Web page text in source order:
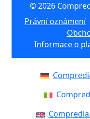
© 2026
Právní oznámení
Informace o